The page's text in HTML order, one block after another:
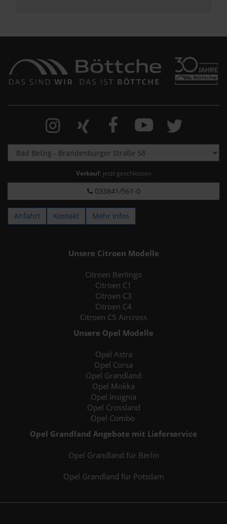
Verkauf: jetzt geschlossen
033841/561-0
Anfahrt Kontakt Mehr Infos
Unsere Citroen Modelle
Citroen Berlingo
Citroen C1
Citroen C3
Citroen C4
Citroen C5 Aircross
Unsere Opel Modelle
Opel Astra
Opel Corsa
Opel Grandland
Opel Mokka
Opel Insignia
Opel Crossland
Opel Combo
Opel Grandland Angebote mit Lieferservice
Opel Grandland für Berlin
Opel Grandland für Potsdam